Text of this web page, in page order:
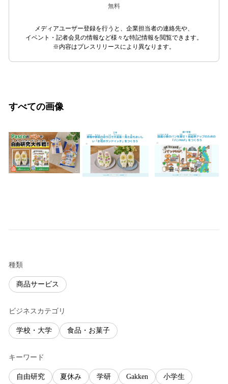
無料
メディアユーザー登録を行うと、企業担当者の連絡先や、
イベント・記者会見の情報など様々な特記情報を閲覧できます。
※内容はプレスリリースにより異なります。
すべての画像
種類
商品サービス
ビジネスカテゴリ
学校・大学 食品・お菓子
キーワード
自由研究 夏休み 学研 Gakken 小学生